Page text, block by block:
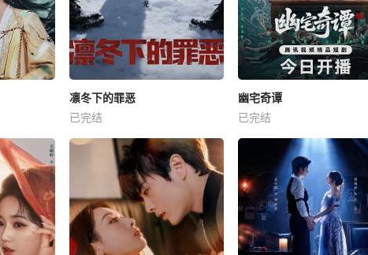
凛冬下的罪恶
已完结
幽宅奇谭
已完结